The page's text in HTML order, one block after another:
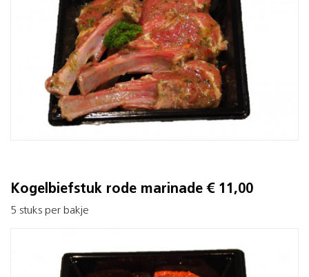
Kogelbiefstuk rode marinade € 11,00
5 stuks per bakje